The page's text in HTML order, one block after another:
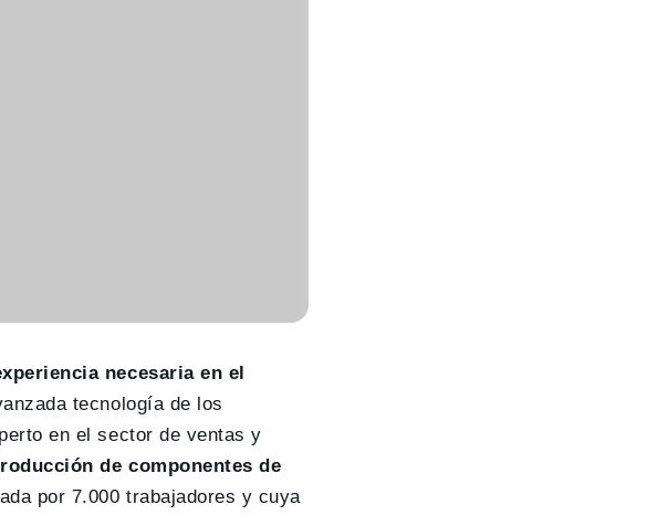
necesaria en el
tecnología de los
en el sector de ventas y
de componentes de
por 7.000 trabajadores y cuya